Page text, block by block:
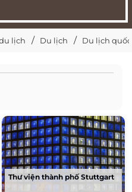
lịch Du lịch Du lịch
Thư viện thành phố Stuttgart